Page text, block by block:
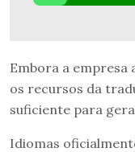
Embora a empresa
os recursos da
suficiente para
Idiomas